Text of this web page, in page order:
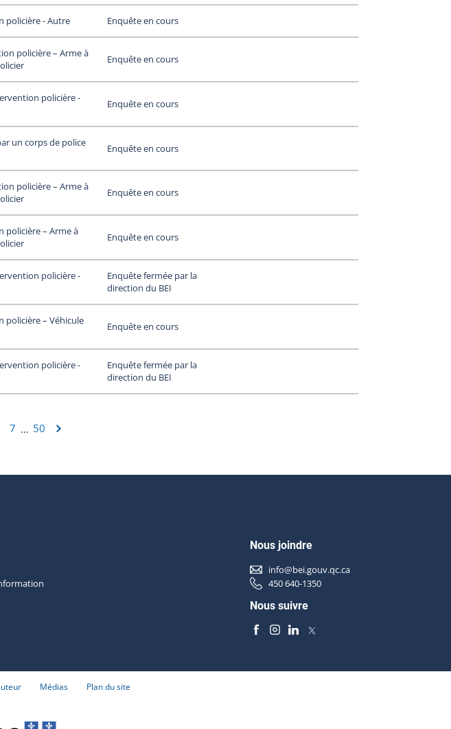
policière - Autre Enquête en cours
policière – Arme à
Enquête en cours
policière -
Enquête en cours
un corps de police Enquête en cours
policière – Arme à
Enquête en cours
policière – Arme à
Enquête en cours
policière -
Enquête fermée par la
direction du BEI
policière – Véhicule
Enquête en cours
policière -
Enquête fermée par la
direction du BEI
7 … 50
Nous joindre
info@bei.gouv.qc.ca
450 640-1350
Nous suivre
Médias Plan du site